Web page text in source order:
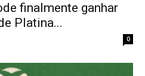
finalmente ganhar
Platina...
0